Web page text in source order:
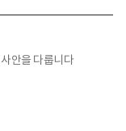
안을 다룹니다